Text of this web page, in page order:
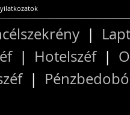
|
| Hotelszéf|
|